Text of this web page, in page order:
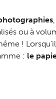
ou à
!
: le